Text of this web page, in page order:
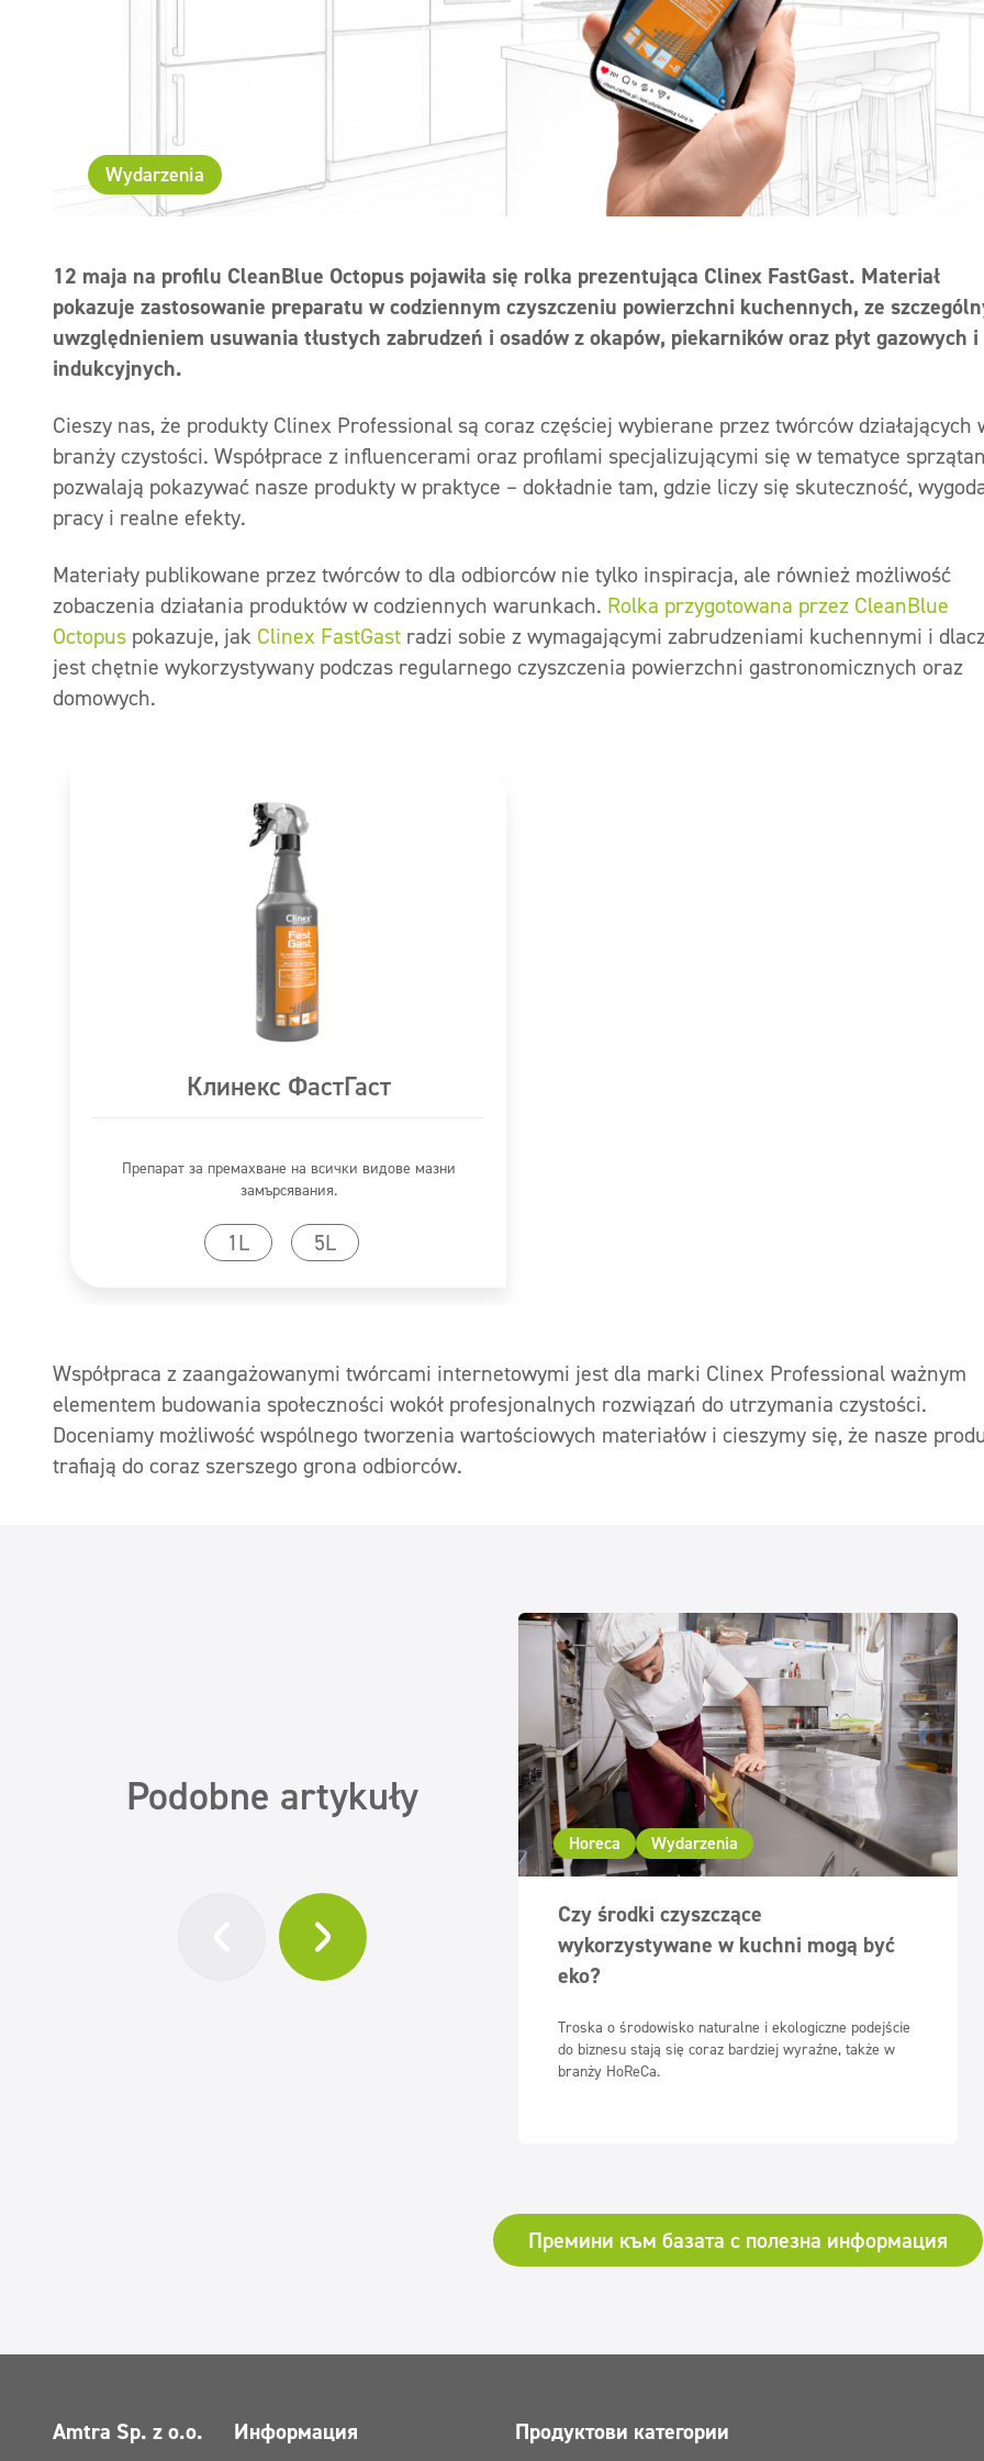
Wydarzenia
12 maja na profilu CleanBlue Octopus pojawiła się rolka prezentująca Clinex FastGast. Materiał
pokazuje zastosowanie preparatu w codziennym czyszczeniu powierzchni kuchennych, ze
uwzględnieniem usuwania tłustych zabrudzeń i osadów z okapów, piekarników oraz płyt gazowych i
indukcyjnych.
Cieszy nas, że produkty Clinex Professional są coraz częściej wybierane przez twórców działających
branży czystości. Współprace z influencerami oraz profilami specjalizującymi się w tematyce
pozwalają pokazywać nasze produkty w praktyce – dokładnie tam, gdzie liczy się skuteczność,
pracy i realne efekty.
Materiały publikowane przez twórców to dla odbiorców nie tylko inspiracja, ale również możliwość
zobaczenia działania produktów w codziennych warunkach. Rolka przygotowana przez CleanBlue
Octopus pokazuje, jak Clinex FastGast radzi sobie z wymagającymi zabrudzeniami kuchennymi i
jest chętnie wykorzystywany podczas regularnego czyszczenia powierzchni gastronomicznych oraz
domowych.
Клинекс ФастГаст
Препарат за премахване на всички видове мазни
замърсявания.
1L 5L
Към продукта
Współpraca z zaangażowanymi twórcami internetowymi jest dla marki Clinex Professional ważnym
elementem budowania społeczności wokół profesjonalnych rozwiązań do utrzymania czystości.
Doceniamy możliwość wspólnego tworzenia wartościowych materiałów i cieszymy się, że nasze
trafiają do coraz szerszego grona odbiorców.
Podobne artykuły
Horeca Wydarzenia
Czy środki czyszczące
wykorzystywane w kuchni mogą być
eko?
Troska o środowisko naturalne i ekologiczne podejście
do biznesu stają się coraz bardziej wyraźne, także w
branży HoReCa.
Премини към базата с полезна информация
Amtra Sp. z o.o. Информация Продуктови категории